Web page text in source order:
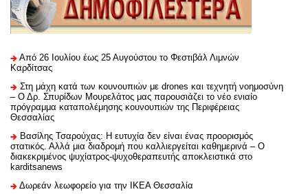
Από 26 Ιουλίου έως 25 Αυγούστου το Φεστιβάλ Λιμνών
Καρδίτσας
Στη μάχη κατά των κουνουπιών με drones και τεχνητή νοημοσύνη
– Ο Δρ. Σπυρίδων Μουρελάτος μας παρουσιάζει το νέο ενιαίο
πρόγραμμα καταπολέμησης κουνουπιών της Περιφέρειας
Θεσσαλίας
Βασίλης Τσαρούχας: Η ευτυχία δεν είναι ένας προορισμός
στατικός. Αλλά μια διαδρομή που καλλιεργείται καθημερινά – Ο
διακεκριμένος ψυχίατρος-ψυχοθεραπευτής αποκλειστικά στο
karditsanews
Δωρεάν λεωφορείο για την ΙΚΕΑ Θεσσαλία